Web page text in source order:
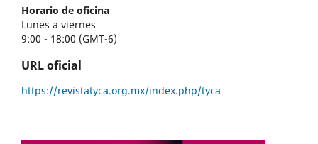
Horario de oficina
Lunes a viernes
9:00 - 18:00 (GMT-6)
URL oficial
https://revistatyca.org.mx/index.php/tyca